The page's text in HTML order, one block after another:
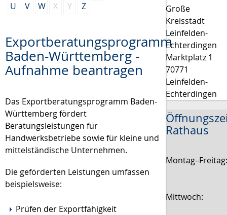
U
V W X Y Z
Exportberatungsprogramm
Baden-Württemberg -
Aufnahme beantragen
Das Exportberatungsprogramm Baden-
Württemberg fördert
Beratungsleistungen für
Handwerksbetriebe sowie für kleine und
mittelständische Unternehmen.
Die geförderten Leistungen umfassen
beispielsweise:
Prüfen der Exportfähigkeit
Große
Kreisstadt
Leinfelden-
Echterdingen
Marktplatz 1
70771
Leinfelden-
Echterdingen
Rathaus
Mittwoch: